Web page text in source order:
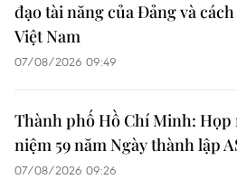
đạo tài năng của Đảng và
Việt Nam
07/08/2026 09:49
Thành phố Hồ Chí Minh: Họp
niệm 59 năm Ngày thành lập
07/08/2026 09:26